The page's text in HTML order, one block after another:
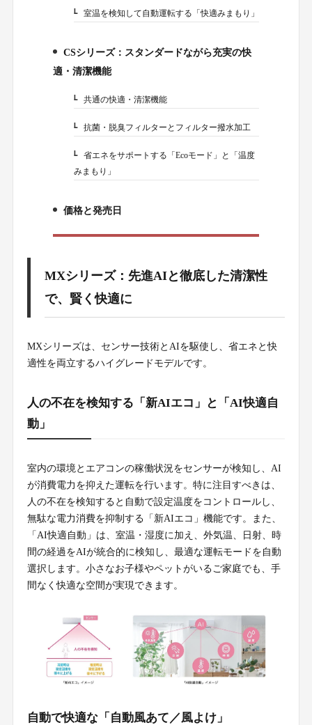
1-7.室温を検知して自動運転する「快適みまもり」
CSシリーズ：スタンダードながら充実の快
適・清潔機能
2-1.共通の快適・清潔機能
2-2.抗菌・脱臭フィルターとフィルター撥水加工
2-3.省エネをサポートする「Ecoモード」と「温度
みまもり」
価格と発売日
MXシリーズ：先進AIと徹底した清潔性
で、賢く快適に
MXシリーズは、センサー技術とAIを駆使し、省エネと快
適性を両立するハイグレードモデルです。
人の不在を検知する「新AIエコ」と「AI快適自
動」
室内の環境とエアコンの稼働状況をセンサーが検知し、AI
が消費電力を抑えた運転を行います。特に注目すべきは、
人の不在を検知すると自動で設定温度をコントロールし、
無駄な電力消費を抑制する「新AIエコ」機能です。また、
「AI快適自動」は、室温・湿度に加え、外気温、日射、時
間の経過をAIが統合的に検知し、最適な運転モードを自動
選択します。小さなお子様やペットがいるご家庭でも、手
間なく快適な空間が実現できます。
自動で快適な「自動風あて／風よけ」